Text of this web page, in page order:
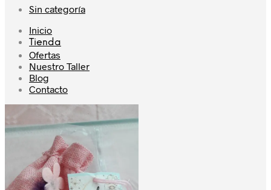
Sin categoría
Inicio
Tienda
Ofertas
Nuestro Taller
Blog
Contacto